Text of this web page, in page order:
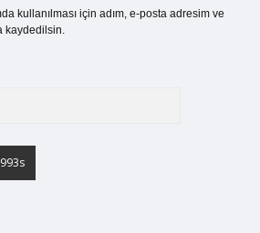
kullanılması için adım, e-posta adresim ve
kaydedilsin.